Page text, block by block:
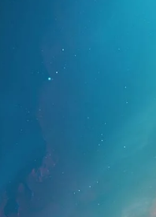
Para profesionales